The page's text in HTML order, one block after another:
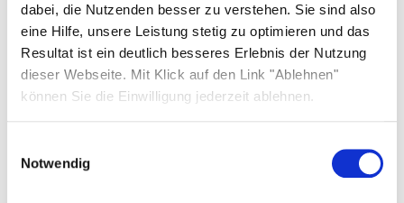
dabei, die Nutzenden besser zu verstehen. Sie sind also
eine Hilfe, unsere Leistung stetig zu optimieren und das
Resultat ist ein deutlich besseres Erlebnis der Nutzung
dieser Webseite. Mit Klick auf den Link "Ablehnen"
können Sie die Einwilligung jederzeit ablehnen.
Notwendig
Battery vision top pack &
Battery vision pack
vision top pack, e da 1 fino a 6 SOLARWATT Battery
vision pack.